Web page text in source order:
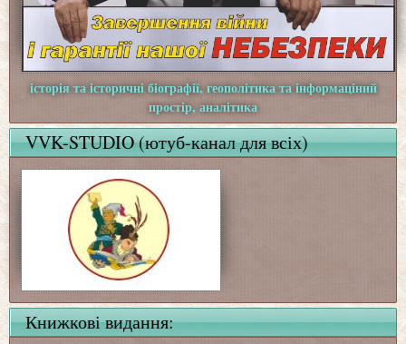
історія та історичні біографії, геополітика та інформаціний
простір, аналітика
VVK-STUDIO (ютуб-канал для всіх)
Книжкові видання: